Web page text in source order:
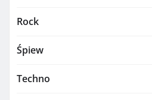
Rock
Śpiew
Techno